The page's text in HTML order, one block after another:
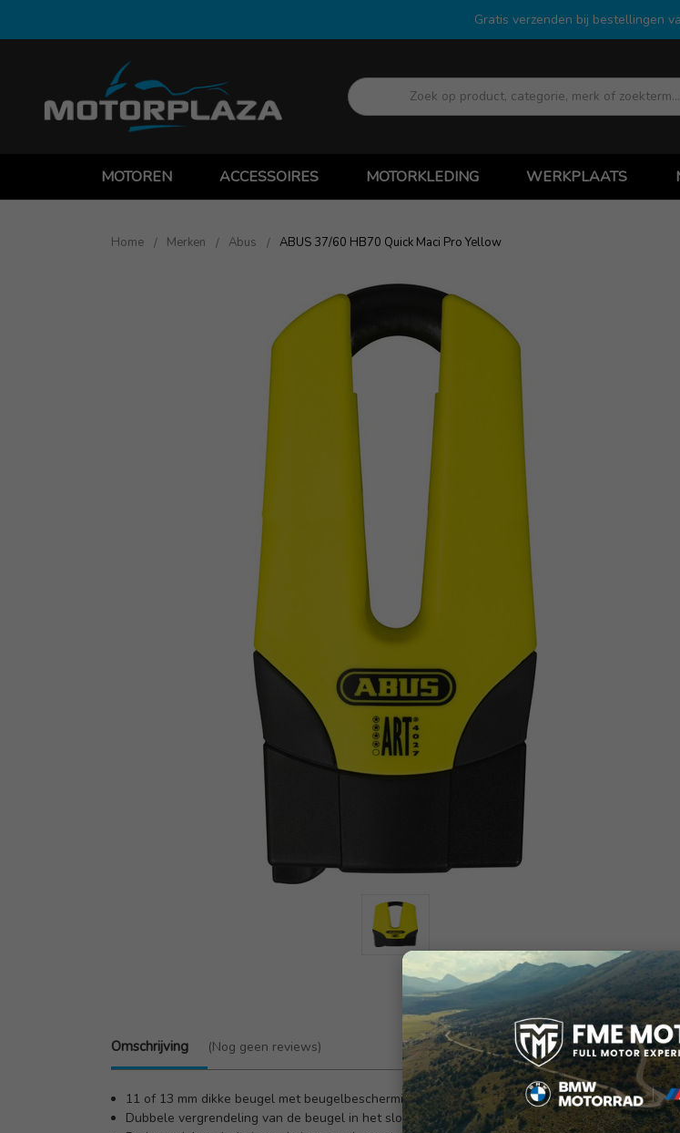
Gratis verzenden bij bestellingen
Zoek
MOTOREN ACCESSOIRES MOTORKLEDING WERKPLAATS
Home Merken Abus ABUS 37/60 HB70 Quick Maci Pro Yellow
Omschrijving (Nog geen reviews)
11 of 13 mm dikke beugel met beugelbescherming
Dubbele vergrendeling van de beugel in het slothuis